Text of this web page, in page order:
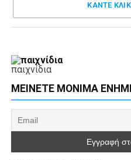
ΚΑΝΤΕ
παιχνίδια
ΜΕΊΝΕΤΕ ΜΌΝΙΜΑ